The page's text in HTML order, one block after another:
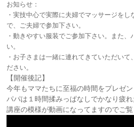
お知らせ：
・実技中心で実際に夫婦でマッサージを
で、ご夫婦で参加下さい。
・動きやすい服装でご参加下さい。また、
い。
・お子さまは一緒に連れてきていただいて
ださい。
【開催後記】
今年もママたちに至福の時間をプレゼン
パパは１時間揉みっぱなしでかなり疲れ
講座の模様が動画になってますのでご覧